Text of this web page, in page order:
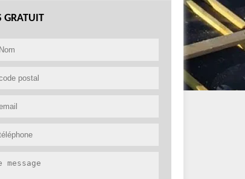
GRATUIT